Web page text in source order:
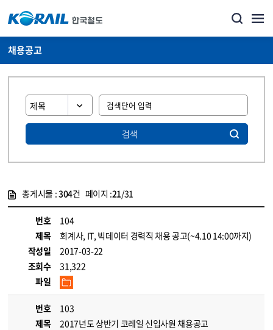
채용공고
검색
총게시물 :304건 페이지 :21/31
번호
104
제목
회계사, IT, 빅데이터 경력직 채용 공고(~4.10 14:00까지)
작성일
2017-03-22
조회수
31,322
파일
번호
103
제목
2017년도 상반기 코레일 신입사원 채용공고